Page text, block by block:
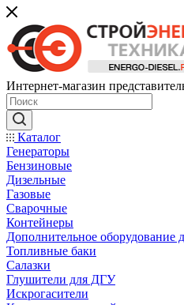
Интернет-магазин
Каталог
Генераторы
Бензиновые
Дизельные
Газовые
Сварочные
Контейнеры
Дополнительное оборудование
Топливные баки
Салазки
Глушители для ДГУ
Искрогасители